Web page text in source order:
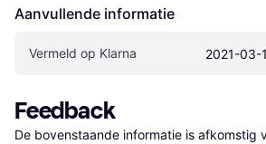
Aanvullende informatie
Vermeld op Klarna 2021-03-
Feedback
De bovenstaande informatie is afkomstig